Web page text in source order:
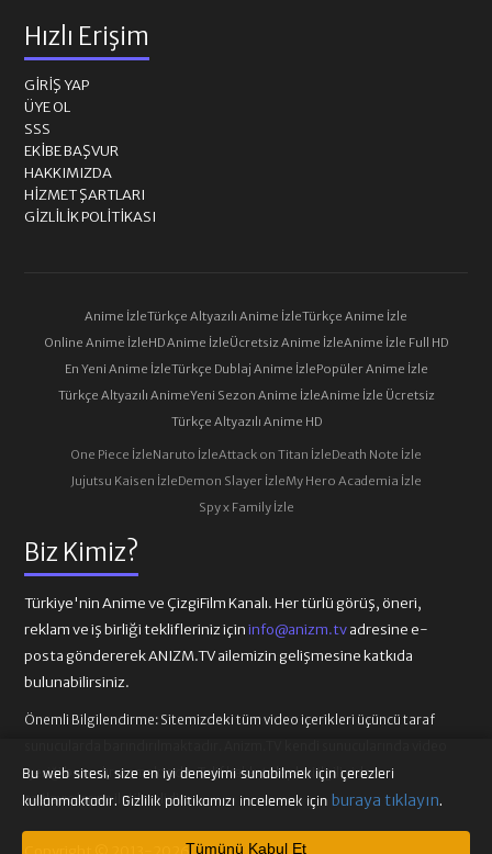
Biz Kimiz?
Türkiye'nin Anime ve ÇizgiFilm Kanalı. Her türlü görüş, öneri,
reklam ve iş birliği teklifleriniz içininfo@anizm.tvadresine e-
posta göndererek ANIZM.TV ailemizin gelişmesine katkıda
bulunabilirsiniz.
Önemli Bilgilendirme: Sitemizdeki tüm video içerikleri üçüncü taraf
içeriği barındırmamaktadır. Telif hakkı talepleri ilgili video
sağlayıcılarına iletilmelidir.
Hızlı Erişim
GIRIŞ YAP
ÜYE OL
SSS
EKIBE BAŞVUR
HAKKIMIZDA
HIZMET ŞARTLARI
GIZLILIK POLITIKASI
Anime İzleTürkçe Altyazılı Anime İzleTürkçe Anime İzle
Online Anime İzleHD Anime İzleÜcretsiz Anime İzleAnime İzle Full HD
En Yeni Anime İzleTürkçe Dublaj Anime İzlePopüler Anime İzle
Türkçe Altyazılı AnimeYeni Sezon Anime İzleAnime İzle Ücretsiz
Türkçe Altyazılı Anime HD
One Piece İzleNaruto İzleAttack on Titan İzleDeath Note İzle
Jujutsu Kaisen İzleDemon Slayer İzleMy Hero Academia İzle
Spy x Family İzle
Bu web sitesi, size en iyi deneyimi sunabilmek için çerezleri
kullanmaktadır. Gizlilik politikamızı incelemek için buraya tıklayın.
Tümünü Kabul Et